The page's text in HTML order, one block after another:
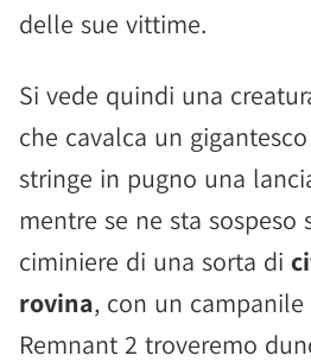
delle sue vittime.
Si vede quindi una
che cavalca un
stringe in pugno una
mentre se ne sta sospeso
ciminiere di una sorta di
rovina, con un
Remnant 2 troveremo